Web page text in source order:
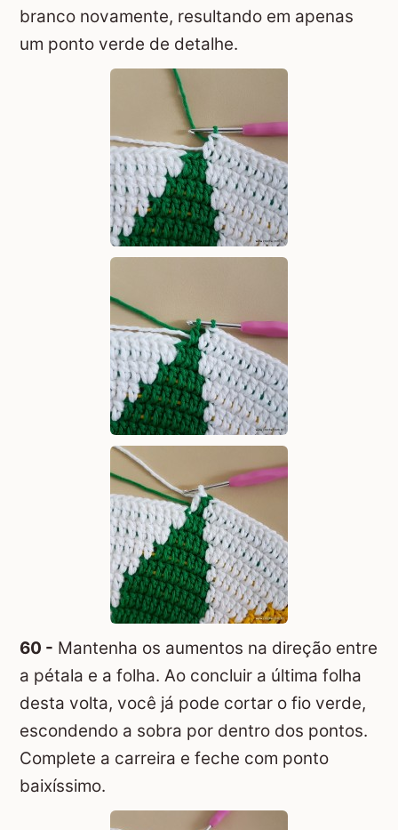
branco novamente, resultando em apenas
um ponto verde de detalhe.
60 - Mantenha os aumentos na direção entre
a pétala e a folha. Ao concluir a última folha
desta volta, você já pode cortar o fio verde,
escondendo a sobra por dentro dos pontos.
Complete a carreira e feche com ponto
baixíssimo.